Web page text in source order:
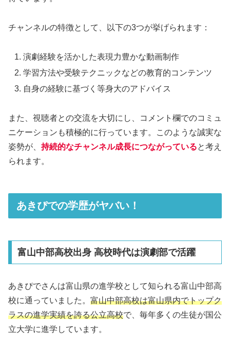
チャンネルの特徴として、以下の3つが挙げられます：
演劇経験を活かした表現力豊かな動画制作
学習方法や受験テクニックなどの教育的コンテンツ
自身の経験に基づく等身大のアドバイス
また、視聴者との交流を大切にし、コメント欄でのコミュ
ニケーションも積極的に行っています。このような誠実な
姿勢が、 持続的なチャンネル成長につながっていると考え
られます。
あきぴでの学歴がヤバい！
富山中部高校出身 高校時代は演劇部で活躍
あきぴでさんは富山県の進学校として知られる富山中部高
校に通っていました。 富山中部高校は富山県内でトップク
ラスの進学実績を誇る公立高校で、毎年多くの生徒が国公
立大学に進学しています。